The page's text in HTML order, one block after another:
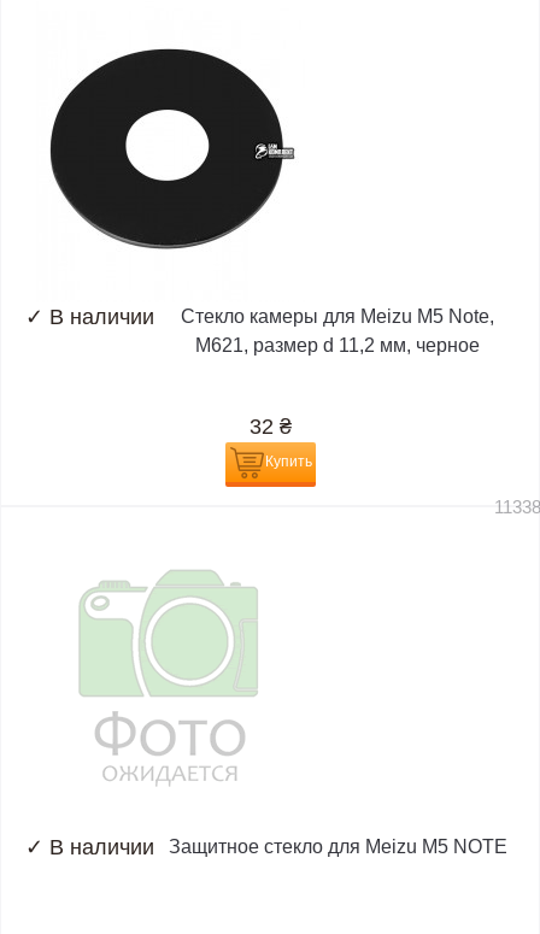
✓ В наличии
Стекло камеры для Meizu M5 Note,
M621, размер d 11,2 мм, черное
32 ₴
Купить
✓ В наличии Защитное стекло для Meizu M5 NOTE